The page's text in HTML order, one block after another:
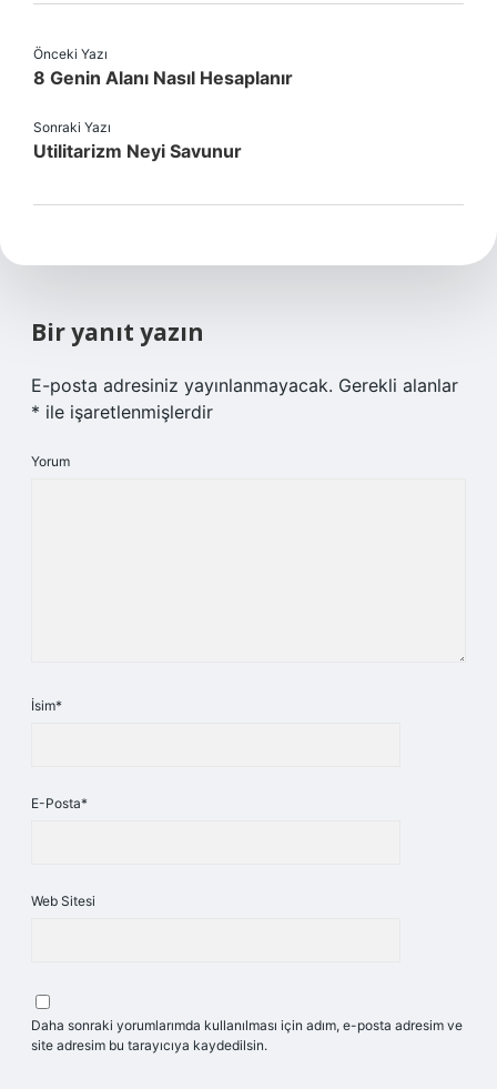
Önceki Yazı
8 Genin Alanı Nasıl Hesaplanır
Sonraki Yazı
Utilitarizm Neyi Savunur
Bir yanıt yazın
E-posta adresiniz yayınlanmayacak. Gerekli alanlar
* ile işaretlenmişlerdir
Yorum
İsim*
E-Posta*
Web Sitesi
Daha sonraki yorumlarımda kullanılması için adım, e-posta adresim ve
site adresim bu tarayıcıya kaydedilsin.